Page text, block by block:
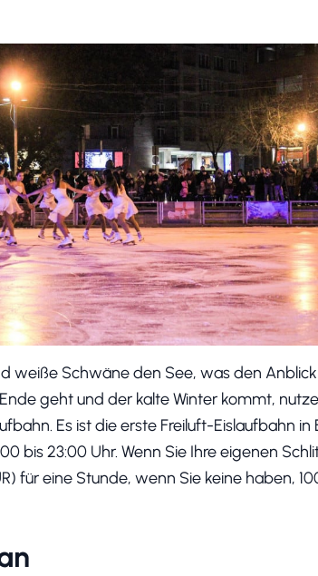
weiße Schwäne den See, was den
geht und der kalte Winter kommt,
Es ist die erste Freiluft-Eislaufbahn
bis 23:00 Uhr. Wenn Sie Ihre eigenen
für eine Stunde, wenn Sie keine haben,